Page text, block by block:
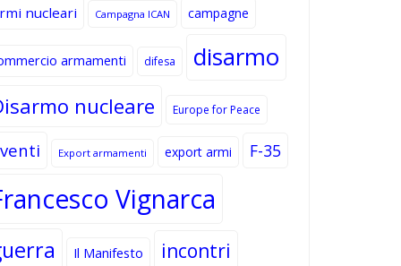
nucleari Campagna ICAN campagne
armamenti difesa disarmo
nucleare Europe for Peace
Export armamenti export armi F-35
Vignarca
Il Manifesto incontri